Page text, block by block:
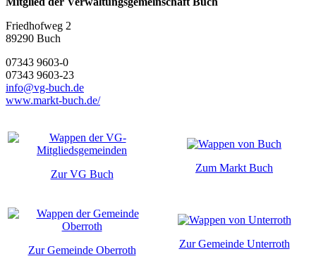
Friedhofweg 2
89290 Buch
07343 9603-0
07343 9603-23
info@vg-buch.de
www.markt-buch.de/
Zur VG Buch
Zum Markt Buch
Zur Gemeinde Oberroth
Zur Gemeinde Unterroth